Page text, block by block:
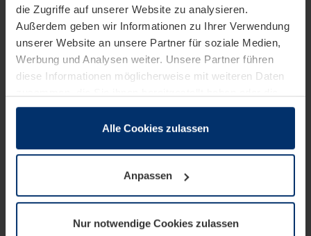
die Zugriffe auf unserer Website zu analysieren.
Außerdem geben wir Informationen zu Ihrer Verwendung
unserer Website an unsere Partner für soziale Medien,
Werbung und Analysen weiter. Unsere Partner führen
diese Informationen möglicherweise mit weiteren Daten
sie im Rahmen Ihrer Nutzung der Dienste gesammelt
wenn diese für den Betrieb dieser Seite unbedingt
notwendig sind. Für alle anderen Cookie-Typen benötigen
wir Ihre Erlaubnis. Ihre Einwilligung können Sie jederzeit
Datenschutzerklärungunserer Website ändern oder
Alle Cookies zulassen
Anpassen
Nur notwendige Cookies zulassen